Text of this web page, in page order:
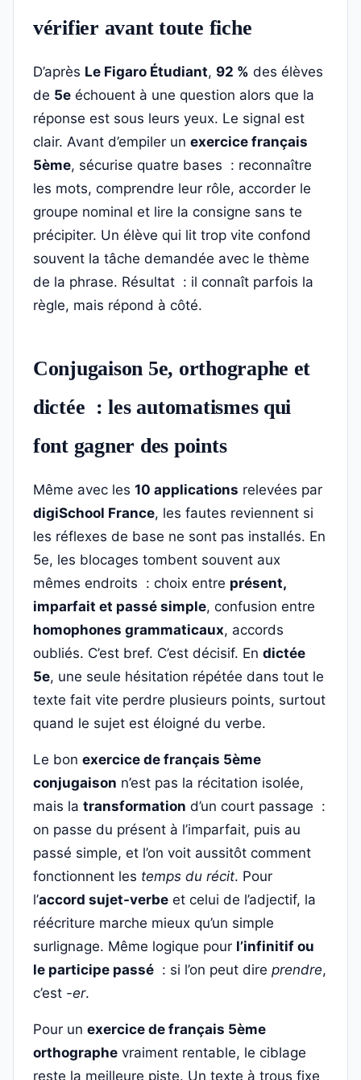
vérifier avant toute fiche
D’après Le Figaro Étudiant, 92 % des élèves
de 5e échouent à une question alors que la
réponse est sous leurs yeux. Le signal est
clair. Avant d’empiler un exercice français
5ème, sécurise quatre bases : reconnaître
les mots, comprendre leur rôle, accorder le
groupe nominal et lire la consigne sans te
précipiter. Un élève qui lit trop vite confond
souvent la tâche demandée avec le thème
de la phrase. Résultat : il connaît parfois la
règle, mais répond à côté.
Conjugaison 5e, orthographe et
dictée : les automatismes qui
font gagner des points
Même avec les 10 applications relevées par
digiSchool France, les fautes reviennent si
les réflexes de base ne sont pas installés. En
5e, les blocages tombent souvent aux
mêmes endroits : choix entre présent,
imparfait et passé simple, confusion entre
homophones grammaticaux, accords
oubliés. C’est bref. C’est décisif. En dictée
5e, une seule hésitation répétée dans tout le
texte fait vite perdre plusieurs points, surtout
quand le sujet est éloigné du verbe.
Le bon exercice de français 5ème
conjugaison n’est pas la récitation isolée,
mais la transformation d’un court passage :
on passe du présent à l’imparfait, puis au
passé simple, et l’on voit aussitôt comment
fonctionnent les temps du récit. Pour
l’accord sujet-verbe et celui de l’adjectif, la
réécriture marche mieux qu’un simple
surlignage. Même logique pour l’infinitif ou
le participe passé : si l’on peut dire prendre,
c’est -er.
Pour un exercice de français 5ème
orthographe vraiment rentable, le ciblage
reste la meilleure piste. Un texte à trous fixe